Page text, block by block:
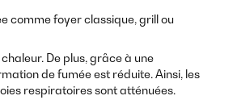
comme foyer classique, grill ou
De plus, grâce à une
de fumée est réduite. Ainsi, les
respiratoires sont atténuées.